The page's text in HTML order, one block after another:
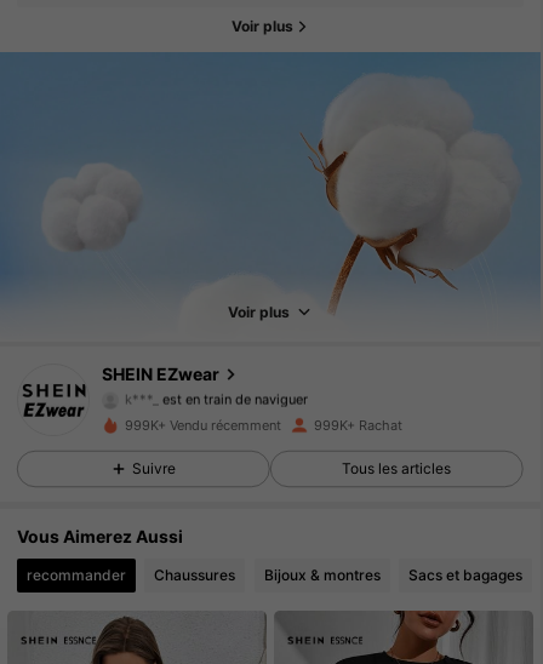
Voir plus
Voir plus
SHEIN EZwear
4.91 1.9M Suiveurs
4.91
4.91 1.9M Suiveurs
4.91 1.9M Suiveurs
999K+ Vendu récemment 999K+ Rachat
Suivre Tous les articles
Vous Aimerez Aussi
recommander Chaussures Bijoux & montres Sacs et bagages